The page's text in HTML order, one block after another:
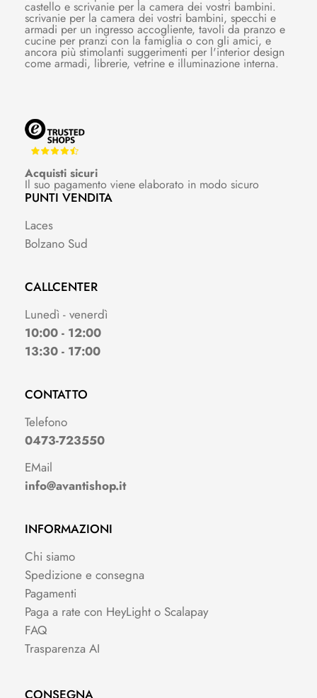
castello e scrivanie per la camera dei vostri bambini.
scrivanie per la camera dei vostri bambini, specchi e
armadi per un ingresso accogliente, tavoli da pranzo e
cucine per pranzi con la famiglia o con gli amici, e
ancora più stimolanti suggerimenti per l'interior design
come armadi, librerie, vetrine e illuminazione interna.
Acquisti sicuri
Il suo pagamento viene elaborato in modo sicuro
PUNTI VENDITA
Laces
Bolzano Sud
CALLCENTER
Lunedì - venerdì
10:00 - 12:00
13:30 - 17:00
CONTATTO
Telefono
0473-723550
EMail
info@avantishop.it
INFORMAZIONI
Chi siamo
Spedizione e consegna
Pagamenti
Paga a rate con HeyLight o Scalapay
FAQ
Trasparenza AI
CONSEGNA